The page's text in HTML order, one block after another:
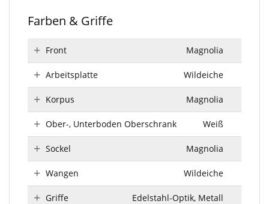
Farben & Griffe
Front Magnolia
Arbeitsplatte Wildeiche
Korpus Magnolia
Ober-, Unterboden Oberschrank Weiß
Sockel Magnolia
Wangen Wildeiche
Griffe Edelstahl-Optik, Metall